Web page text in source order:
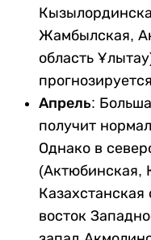
Жамбылская,
область
Апрель:
получит
Однако в
(Актюбинская,
Казахстанская
восток